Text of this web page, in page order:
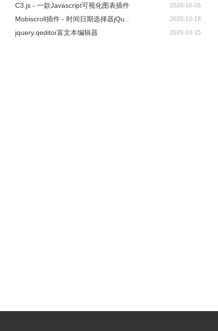
C3.js - 一款Javascript可视化图表插件 2020-10-26
Mobiscroll插件 - 时间日期选择器jQu... 2020-10-18
jquery.qeditor富文本编辑器 2020-10-15